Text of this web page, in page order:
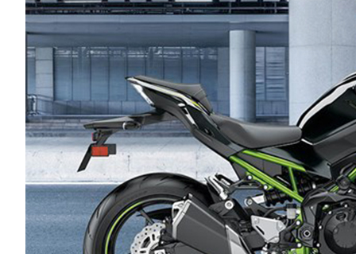
ABS
cùng
Kawasaki
Z900
ABS